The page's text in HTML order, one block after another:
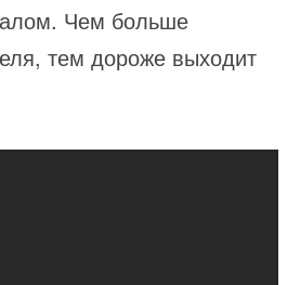
Чем больше
тем дороже выходит